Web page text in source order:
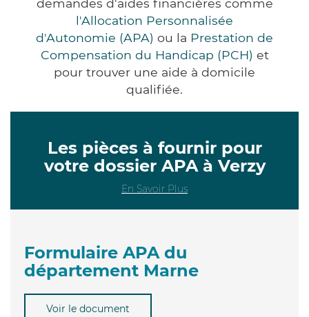
demandes d'aides financières comme
l'Allocation Personnalisée
d'Autonomie (APA) ou la Prestation de
Compensation du Handicap (PCH) et
pour trouver une aide à domicile
qualifiée.
Les pièces à fournir pour
votre dossier APA à Verzy
En Savoir Plus
Formulaire APA du
département Marne
Voir le document